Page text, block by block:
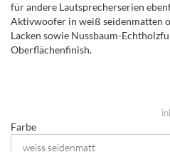
für andere Lautsprecherserien
Aktivwoofer in weiß seidenmatten
Lacken sowie Nussbaum-
Oberflächenfinish.
Farbe